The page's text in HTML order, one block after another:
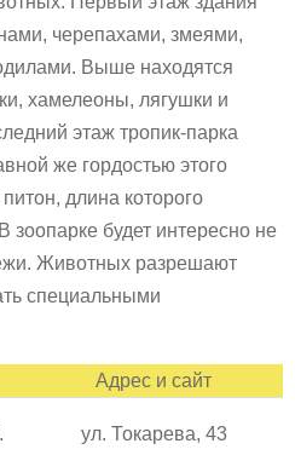
черепахами, змеями,
Выше находятся
хамелеоны, лягушки и
этаж тропик-парка
же гордостью этого
длина которого
зоопарке будет интересно не
Животных разрешают
специальными
Адрес и сайт
ул. Токарева, 43